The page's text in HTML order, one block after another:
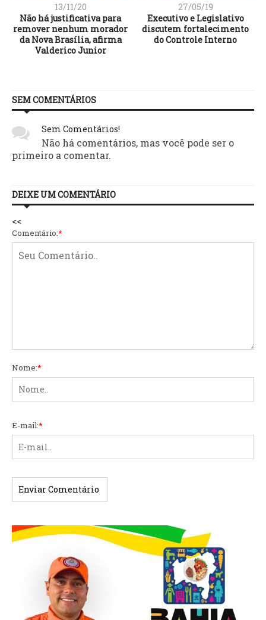
13/11/20
Não há justificativa para
remover nenhum morador
da Nova Brasília, afirma
Valderico Junior
27/05/19
Executivo e Legislativo
discutem fortalecimento
do Controle Interno
SEM COMENTÁRIOS
Sem Comentários!
Não há comentários, mas você pode ser o
primeiro a comentar.
DEIXE UM COMENTÁRIO
<<
Comentário:*
Nome:*
E-mail:*